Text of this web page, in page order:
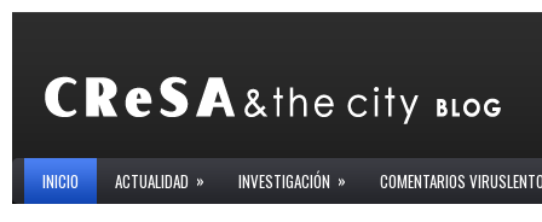
INICIO ACTUALIDAD » INVESTIGACIÓN » COMENTARIOS